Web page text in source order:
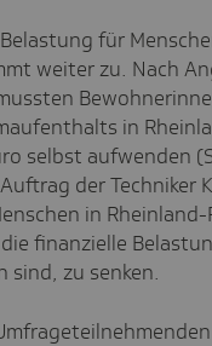
für
weiter zu. Nach
in
selbst aufwenden
der Techniker
in
finanzielle
sind, zu senken.